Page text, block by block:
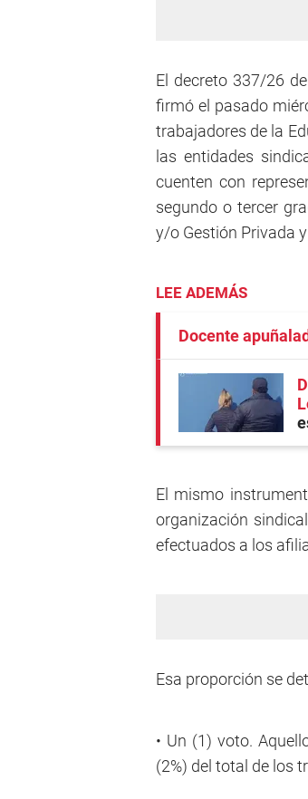
El decreto 337/26
firmó el pasado
trabajadores de la
las entidades
cuenten con
segundo o tercer
y/o Gestión Privada
LEE ADEMÁS
Docente
El mismo
organización
efectuados a los
Esa proporción se
• Un (1) voto.
(2%) del total de los